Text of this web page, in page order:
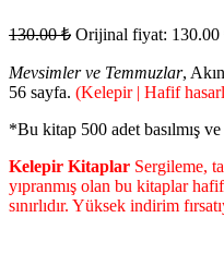
130.00₺ Orijinal fiyat: 130.00
Mevsimler ve Temmuzlar,
56 sayfa. (Kelepir | Hafif
*Bu kitap 500 adet basılmış ve
Kelepir Kitaplar Sergileme,
yıpranmış olan bu kitaplar
sınırlıdır. Yüksek indirim